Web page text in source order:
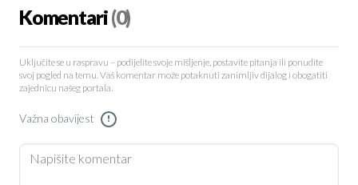
Komentari(0)
Uključite se u raspravu – podijelite svoje mišljenje, postavite pitanja ili ponudite
svoj pogled na temu. Vaš komentar može potaknuti zanimljiv dijalog i obogatiti
zajednicu našeg portala.
Važna obavijest !